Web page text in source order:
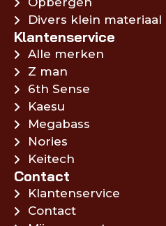
Divers klein materiaal
Klantenservice
Alle merken
Z man
6th Sense
Kaesu
Megabass
Nories
Keitech
Contact
Klantenservice
Contact